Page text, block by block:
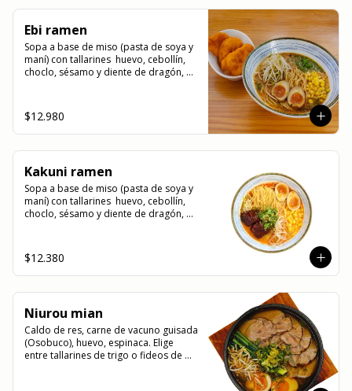
Ebi ramen
Sopa a base de miso (pasta de soya y
maní) con tallarines  huevo, cebollín,
choclo, sésamo y diente de dragón,
$12.980
Kakuni ramen
Sopa a base de miso (pasta de soya y
maní) con tallarines  huevo, cebollín,
choclo, sésamo y diente de dragón,
$12.380
Niurou mian
Caldo de res, carne de vacuno guisada
(Osobuco), huevo, espinaca. Elige
entre tallarines de trigo o fideos de